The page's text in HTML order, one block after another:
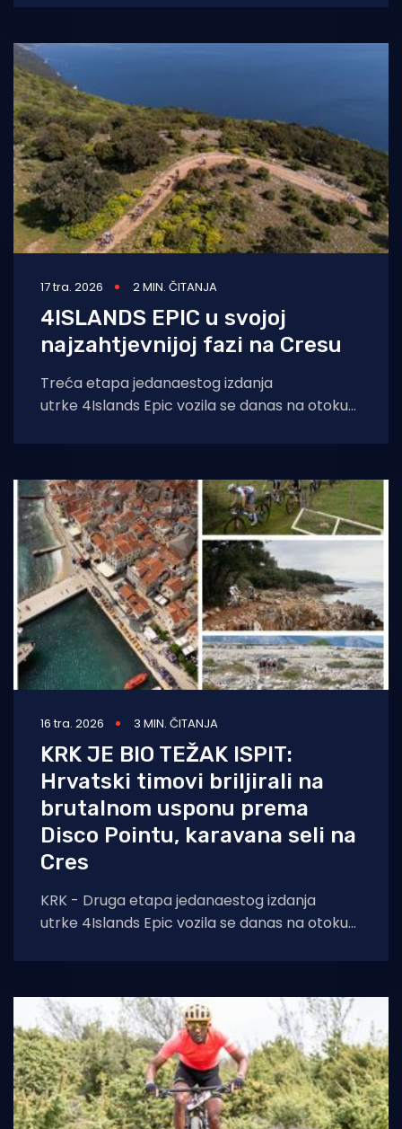
Drugo izdanje međunarodne biciklističke
17 tra. 2026 2 MIN. ČITANJA
4ISLANDS EPIC u svojoj
najzahtjevnijoj fazi na Cresu
Treća etapa jedanaestog izdanja
utrke 4Islands Epic vozila se danas na otoku
16 tra. 2026 3 MIN. ČITANJA
KRK JE BIO TEŽAK ISPIT:
Hrvatski timovi briljirali na
brutalnom usponu prema
Disco Pointu, karavana seli na
Cres
KRK - Druga etapa jedanaestog izdanja
utrke 4Islands Epic vozila se danas na otoku